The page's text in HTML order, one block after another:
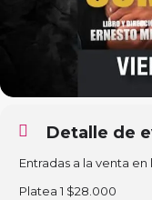
Detalle de
Entradas a la venta
Platea 1 $28.000